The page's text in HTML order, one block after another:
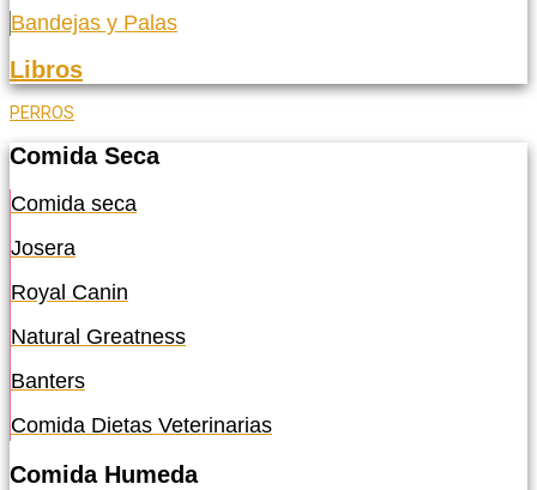
Bandejas y Palas
Libros
PERROS
Comida Seca
Comida seca
Josera
Royal Canin
Natural Greatness
Banters
Comida Dietas Veterinarias
Comida Humeda